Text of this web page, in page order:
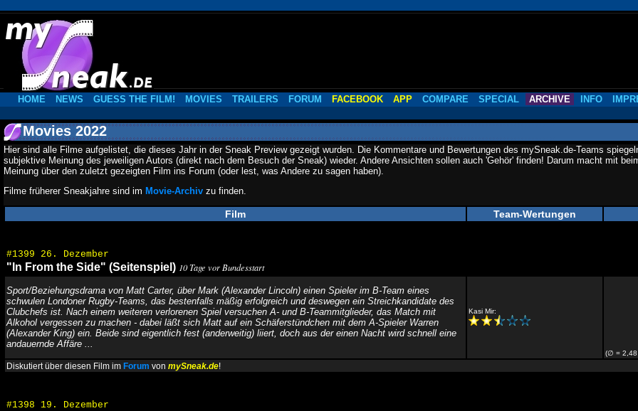
HOME
NEWS GUESS THE FILM! MOVIES TRAILERS FORUM FACEBOOK APP COMPARE SPECIAL ARCHIVE INFO
Movies 2022
Hier sind alle Filme aufgelistet, die dieses Jahr in der Sneak Preview gezeigt wurden. Die Kommentare und Bewertungen des mySneak.de-Teams
subjektive Meinung des jeweiligen Autors (direkt nach dem Besuch der Sneak) wieder. Andere Ansichten sollen auch 'Gehör' finden! Darum macht mit
Meinung über den zuletzt gezeigten Film ins Forum (oder lest, was Andere zu sagen haben).
Filme früherer Sneakjahre sind im Movie-Archiv zu finden.
Film Team-Wertungen
#1399 26. Dezember
"In From the Side" (Seitenspiel) 10 Tage vor Bundesstart
Sport/Beziehungsdrama von Matt Carter, über Mark (Alexander Lincoln) einen Spieler im B-Team eines
schwulen Londoner Rugby-Teams, das bestenfalls mäßig erfolgreich und deswegen ein Streichkandidate des
Clubchefs ist. Nach einem weiteren verlorenen Spiel versuchen A- und B-Teammitglieder, das Match mit
Alkohol vergessen zu machen - dabei läßt sich Matt auf ein Schäferstündchen mit dem A-Spieler Warren
(Alexander King) ein. Beide sind eigentlich fest (anderweitig) liiert, doch aus der einen Nacht wird schnell eine
andauernde Affäre ...
Kasi Mir:
(∅ = 2,48
Diskutiert über diesen Film im Forum von mySneak.de!
#1398 19. Dezember